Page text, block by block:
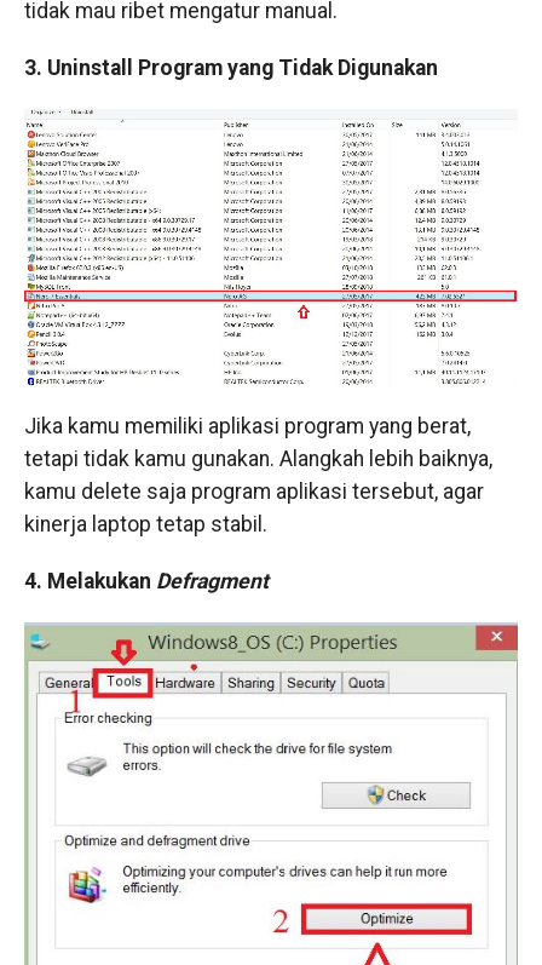
tidak mau ribet mengatur manual.
3. Uninstall Program yang Tidak Digunakan
Jika kamu memiliki aplikasi program yang berat,
tetapi tidak kamu gunakan. Alangkah lebih baiknya,
kamu delete saja program aplikasi tersebut, agar
kinerja laptop tetap stabil.
4. Melakukan Defragment